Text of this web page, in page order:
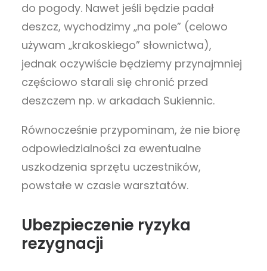
do pogody. Nawet jeśli będzie padał
deszcz, wychodzimy „na pole” (celowo
używam „krakoskiego” słownictwa),
jednak oczywiście będziemy przynajmniej
częściowo starali się chronić przed
deszczem np. w arkadach Sukiennic.
Równocześnie przypominam, że nie biorę
odpowiedzialności za ewentualne
uszkodzenia sprzętu uczestników,
powstałe w czasie warsztatów.
Ubezpieczenie ryzyka
rezygnacji